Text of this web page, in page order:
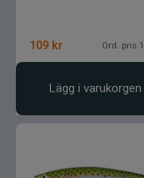
109 kr Ord. pris
Lägg i varukorgen